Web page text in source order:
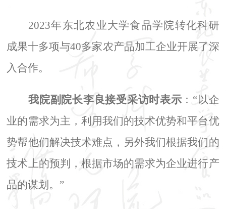
2023年东北农业大学食品学院转化科研
成果十多项与40多家农产品加工企业开展了深
入合作。
我院副院长李良接受采访时表示 ：“以企
业的需求为主，利用我们的技术优势和平台优
势帮他们解决技术难点，另外我们根据我们的
技术上的预判，根据市场的需求为企业进行产
品的谋划。”